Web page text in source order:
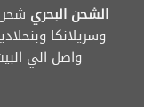
الشحن البحري شحن
وسريلانكا
واصل الي